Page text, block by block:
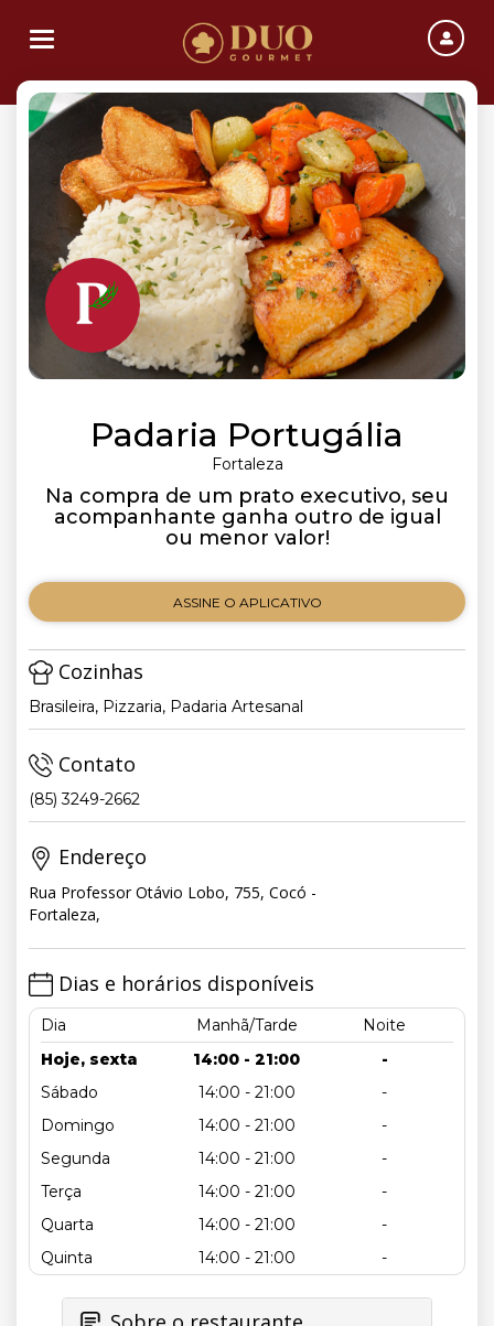
Toggle navigation
Padaria Portugália
Fortaleza
Na compra de um prato executivo, seu
acompanhante ganha outro de igual
ou menor valor!
ASSINE O APLICATIVO
Cozinhas
Brasileira, Pizzaria, Padaria Artesanal
Contato
(85) 3249-2662
Endereço
Rua Professor Otávio Lobo, 755, Cocó -
Fortaleza,
Dias e horários disponíveis
Dia Manhã/Tarde
Noite
Hoje, sexta
14:00 - 21:00
-
Sábado
14:00 - 21:00
-
Domingo
14:00 - 21:00
-
Segunda
14:00 - 21:00
-
Terça
14:00 - 21:00
-
Quarta
14:00 - 21:00
-
Quinta
14:00 - 21:00 -